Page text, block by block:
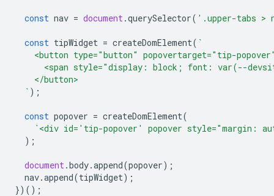
const nav = document.querySelector( '.upper-tabs >
const tipWidget = createDomElement( `
<button type="button" popovertarget="tip-
<span style="display: block; font: var(--
    </button>
  `
);
const popover = createDomElement(
`<div id='tip-popover' popover style="margin:
);
document.body.append(popover);
nav.append(tipWidget);
})();